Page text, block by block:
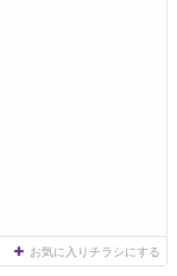
お気に入りチラシにする